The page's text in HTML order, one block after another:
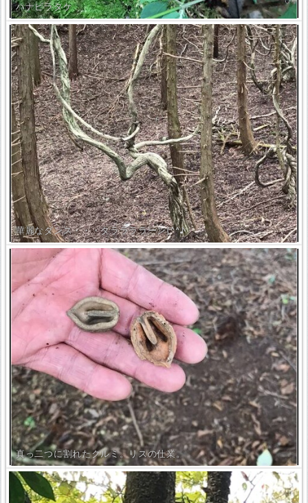
ハナビラタケ
華麗なダンス・・・タララララーン(^^♪
真っ二つに割れたクルミ。リスの仕業。